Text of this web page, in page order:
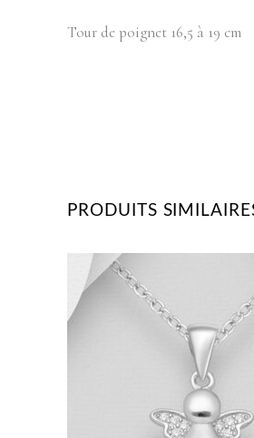
Tour de poignet 16,5 à 19 cm
PRODUITS